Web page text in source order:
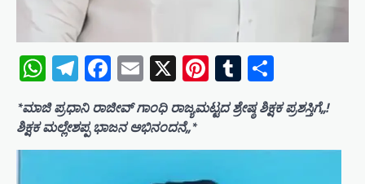
WhatsApp
Telegram
Facebook
Email
X Pinterest
Tumblr
*ಮಾಜಿ ಪ್ರಧಾನಿ ರಾಜೀವ್ ಗಾಂಧಿ ರಾಜ್ಯಮಟ್ಟದ ಶ್ರೇಷ್ಠ ಶಿಕ್ಷಕ ಪ್ರಶಸ್ತಿಗೆ,,!
ಶಿಕ್ಷಕ ಮಲ್ಲೇಶಪ್ಪ ಭಾಜನ ಅಭಿನಂದನೆ,,*